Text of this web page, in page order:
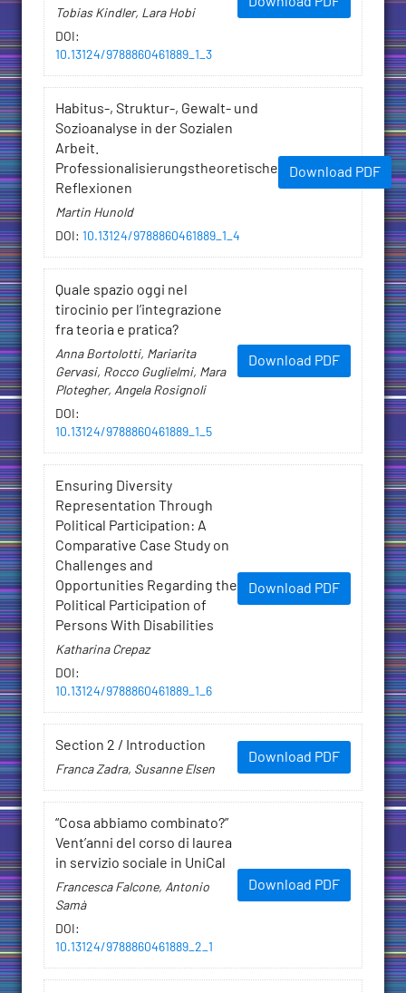
Tobias Kindler, Lara Hobi
DOI :
10.13124/9788860461889_1_3
Habitus-, Struktur-, Gewalt- und
Sozioanalyse in der Sozialen
Arbeit.
Professionalisierungstheoretische
Reflexionen
Martin Hunold
DOI : 10.13124/9788860461889_1_4
Download PDF
Quale spazio oggi nel
tirocinio per l’integrazione
fra teoria e pratica?
Anna Bortolotti, Mariarita
Gervasi, Rocco Guglielmi, Mara
Plotegher, Angela Rosignoli
DOI :
10.13124/9788860461889_1_5
Download PDF
Ensuring Diversity
Representation Through
Political Participation: A
Comparative Case Study on
Challenges and
Opportunities Regarding the
Political Participation of
Persons With Disabilities
Katharina Crepaz
DOI :
10.13124/9788860461889_1_6
Download PDF
Section 2 / Introduction
Franca Zadra, Susanne Elsen
Download PDF
“Cosa abbiamo combinato?”
Vent’anni del corso di laurea
in servizio sociale in UniCal
Francesca Falcone, Antonio
Samà
DOI :
10.13124/9788860461889_2_1
Download PDF